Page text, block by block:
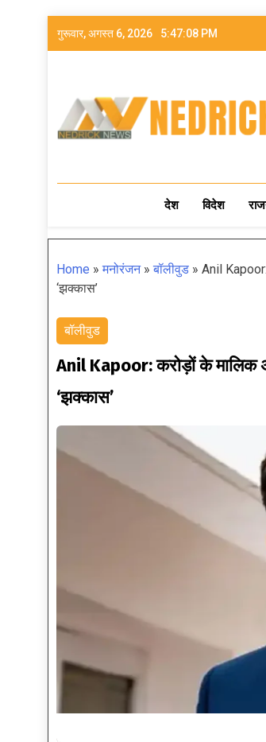
गुरूवार, अगस्त 6, 2026 5:47:09 PM
NEDRICK
देश विदेश
Home »मनोरंजन»बॉलीवुड » Anil
‘झक्कास’
बॉलीवुड
Anil Kapoor: करोड़ों के मालिक
‘झक्कास’